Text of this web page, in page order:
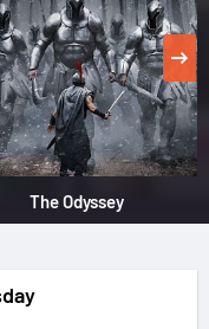
The Odyssey